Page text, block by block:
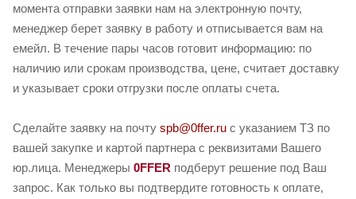
момента отправки заявки нам на электронную почту,
менеджер берет заявку в работу и отписывается вам на
емейл. В течение пары часов готовит информацию: по
наличию или срокам производства, цене, считает доставку
и указывает сроки отгрузки после оплаты счета.
Сделайте заявку на почту spb@0ffer.ru с указанием ТЗ по
вашей закупке и картой партнера с реквизитами Вашего
юр.лица. Менеджеры 0FFER подберут решение под Ваш
запрос. Как только вы подтвердите готовность к оплате,